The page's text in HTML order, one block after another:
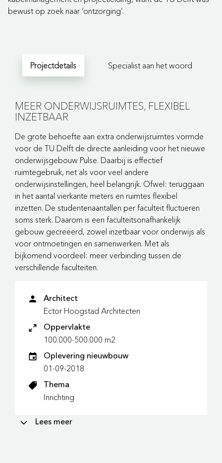
bewust op zoek naar ‘ontzorging’.
Projectdetails Specialist aan het woord
MEER ONDERWIJSRUIMTES, FLEXIBEL
INZETBAAR
De grote behoefte aan extra onderwijsruimtes vormde
voor de TU Delft de directe aanleiding voor het nieuwe
onderwijsgebouw Pulse. Daarbij is effectief
ruimtegebruik, net als voor veel andere
onderwijsinstellingen, heel belangrijk. Ofwel: teruggaan
in het aantal vierkante meters en ruimtes flexibel
inzetten. De studentenaantallen per faculteit fluctueren
soms sterk. Daarom is een faculteitsonafhankelijk
gebouw gecreëerd, zowel inzetbaar voor onderwijs als
voor ontmoetingen en samenwerken. Met als
bijkomend voordeel: meer verbinding tussen de
verschillende faculteiten.
Architect
Ector Hoogstad Architecten
Oppervlakte
100.000-500.000 m2
Oplevering nieuwbouw
01-09-2018
Thema
Inrichting
Lees meer